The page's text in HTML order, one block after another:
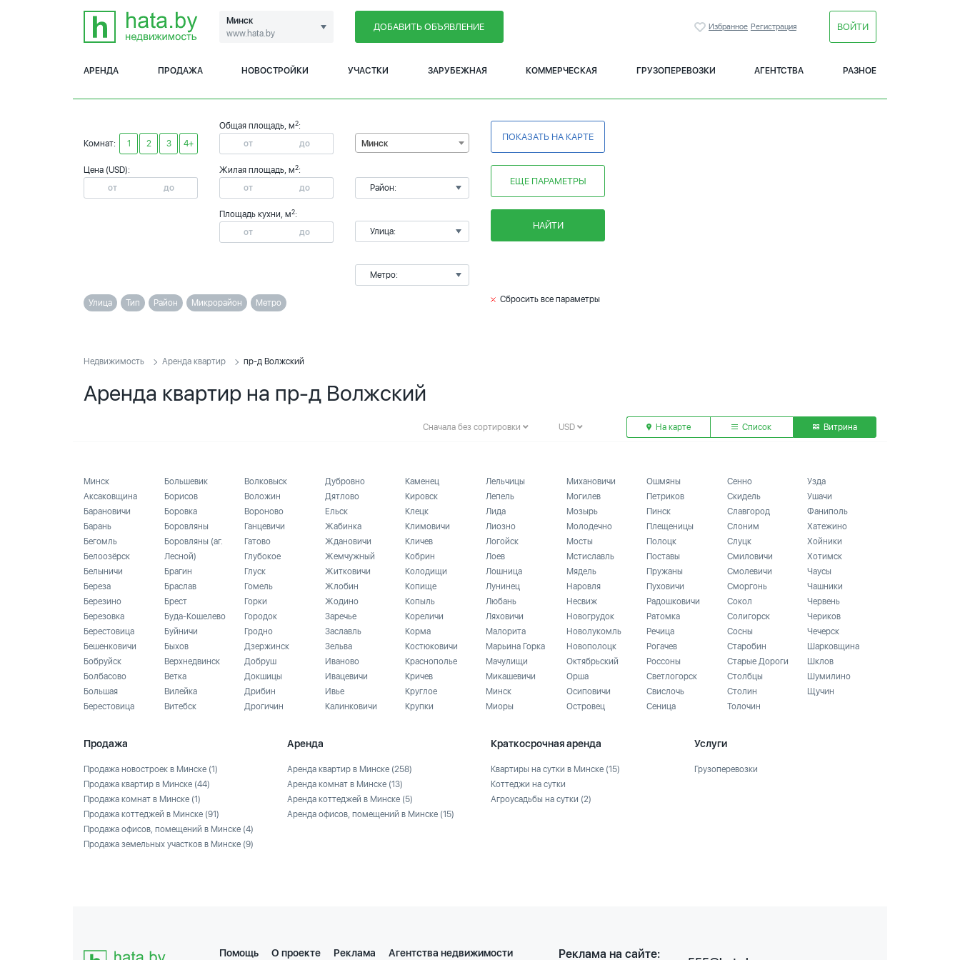
Минск
www.hata.by
ДОБАВИТЬ ОБЪЯВЛЕНИЕ Избранное Регистрация ВОЙТИ
АРЕНДА ПРОДАЖА НОВОСТРОЙКИ УЧАСТКИ ЗАРУБЕЖНАЯ КОММЕРЧЕСКАЯ ГРУЗОПЕРЕВОЗКИ АГЕНТСТВА РАЗНОЕ
Комнат: 1 2 3 4+
Цена (USD):
Общая площадь, м2:
Жилая площадь, м2:
Площадь кухни, м2:
Минск
Район:
Улица:
Метро:
ПОКАЗАТЬ НА КАРТЕ
ЕЩЕ ПАРАМЕТРЫ
НАЙТИ
Улица Тип Район Микрорайон Метро Сбросить все параметры
Недвижимость Аренда квартир пр-д Волжский
Аренда квартир на пр-д Волжский
Сначала без сортировки USD На карте Список Витрина
Минск
Аксаковщина
Барановичи
Барань
Бегомль
Белоозёрск
Белыничи
Береза
Березино
Березовка
Берестовица
Бешенковичи
Бобруйск
Болбасово
Большая
Берестовица
Большевик
Борисов
Боровка
Боровляны
Боровляны (аг.
Лесной)
Брагин
Браслав
Брест
Буда-Кошелево
Буйничи
Быхов
Верхнедвинск
Ветка
Вилейка
Витебск
Волковыск
Воложин
Вороново
Ганцевичи
Гатово
Глубокое
Глуск
Гомель
Горки
Городок
Гродно
Дзержинск
Добруш
Докшицы
Дрибин
Дрогичин
Дубровно
Дятлово
Ельск
Жабинка
Ждановичи
Жемчужный
Житковичи
Жлобин
Жодино
Заречье
Заславль
Зельва
Иваново
Ивацевичи
Ивье
Калинковичи
Каменец
Кировск
Клецк
Климовичи
Кличев
Кобрин
Колодищи
Копище
Копыль
Кореличи
Корма
Костюковичи
Краснополье
Кричев
Круглое
Крупки
Лельчицы
Лепель
Лида
Лиозно
Логойск
Лоев
Лошница
Лунинец
Любань
Ляховичи
Малорита
Марьина Горка
Мачулищи
Микашевичи
Минск
Миоры
Михановичи
Могилев
Мозырь
Молодечно
Мосты
Мстиславль
Мядель
Наровля
Несвиж
Новогрудок
Новолукомль
Новополоцк
Октябрьский
Орша
Осиповичи
Островец
Ошмяны
Петриков
Пинск
Плещеницы
Полоцк
Поставы
Пружаны
Пуховичи
Радошковичи
Ратомка
Речица
Рогачев
Россоны
Светлогорск
Свислочь
Сеница
Сенно
Скидель
Славгород
Слоним
Слуцк
Смиловичи
Смолевичи
Сморгонь
Сокол
Солигорск
Сосны
Старобин
Старые Дороги
Столбцы
Столин
Толочин
Узда
Ушачи
Фаниполь
Хатежино
Хойники
Хотимск
Чаусы
Чашники
Червень
Чериков
Чечерск
Шарковщина
Шклов
Шумилино
Щучин
Продажа
Продажа новостроек в Минске (1)
Продажа квартир в Минске (44)
Продажа комнат в Минске (1)
Продажа коттеджей в Минске (91)
Продажа офисов, помещений в Минске (4)
Продажа земельных участков в Минске (9)
Аренда
Аренда квартир в Минске (258)
Аренда комнат в Минске (13)
Аренда коттеджей в Минске (5)
Аренда офисов, помещений в Минске (15)
Краткосрочная аренда
Квартиры на сутки в Минске (15)
Коттеджи на сутки
Агроусадьбы на сутки (2)
Услуги
Грузоперевозки
Помощь О проекте Реклама Агентства недвижимости Реклама на сайте: